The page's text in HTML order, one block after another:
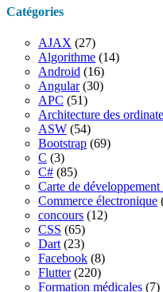
Catégories
AJAX (27)
Algorithme (14)
Android (16)
Angular(30)
APC (51)
Architecture des
ASW (54)
Bootstrap (69)
C (3)
C# (85)
Carte de
Commerce électronique
concours (12)
CSS (65)
Dart (23)
Facebook (8)
Flutter(220)
Formation médicales (7)